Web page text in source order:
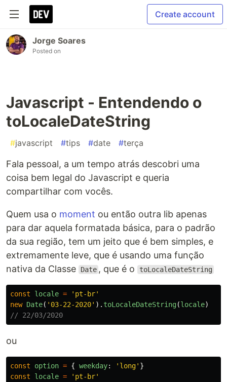
Create account
Jorge Soares
Posted on
Javascript - Entendendo o
toLocaleDateString
#javascript #tips #date #terça
Fala pessoal, a um tempo atrás descobri uma
coisa bem legal do Javascript e queria
compartilhar com vocês.
Quem usa o moment ou então outra lib apenas
para dar aquela formatada básica, para o padrão
da sua região, tem um jeito que é bem simples, e
extremamente leve, que é usando uma função
nativa da Classe
Date , que é o toLocaleDateString
const locale = ' pt-br'
new Date( ' 03-22-2020' ). toLocaleDateString(locale)
// 22/03/2020
ou
const option = { weekday: ' long' }
const
locale = ' pt-br'